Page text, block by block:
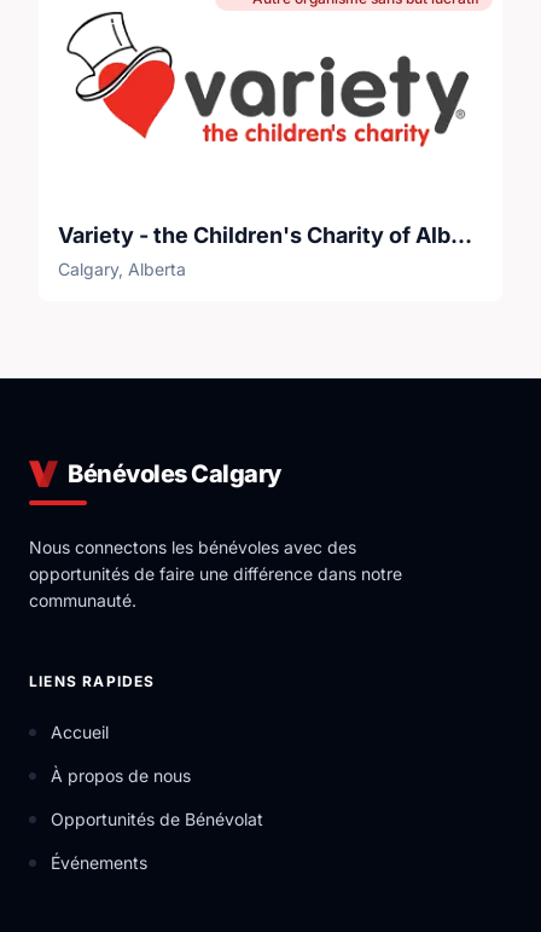
Variety - the Children's Charity of Alberta
Calgary, Alberta
Bénévoles Calgary
Nous connectons les bénévoles avec des
opportunités de faire une différence dans notre
communauté.
LIENS RAPIDES
Accueil
À propos de nous
Opportunités de Bénévolat
Événements